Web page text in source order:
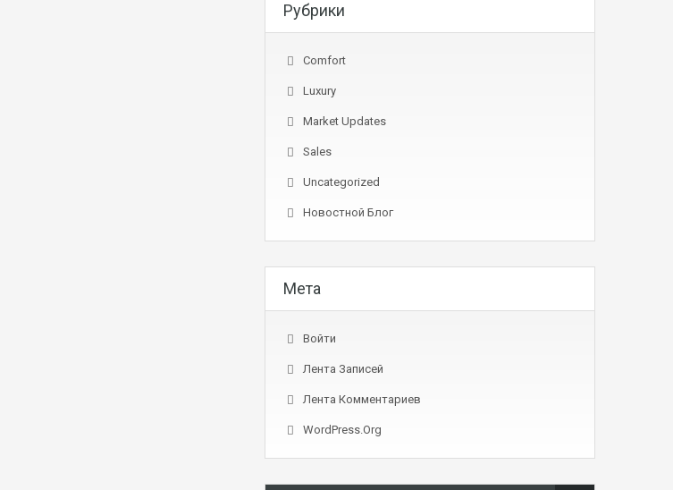
Рубрики
Comfort
Luxury
Market Updates
Sales
Uncategorized
Новостной Блог
Мета
Войти
Лента Записей
Лента Комментариев
WordPress.org